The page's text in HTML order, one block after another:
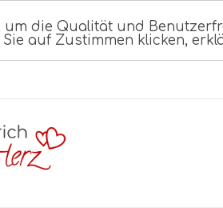
um die Qualität und
Sie auf Zustimmen klicken,